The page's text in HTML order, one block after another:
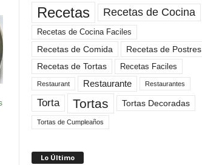
Recetas Recetas de Cocina
Recetas de Cocina Faciles
Recetas de Comida
Recetas de Postres
Recetas de Tortas
Recetas Faciles
Restaurant Restaurante Restaurantes
Torta Tortas Tortas Decoradas
Tortas de Cumpleaños
Lo Último